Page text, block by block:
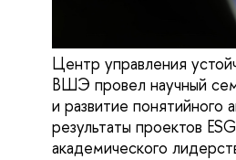
Центр управления
ВШЭ провел научный
и развитие
результаты проектов
академического